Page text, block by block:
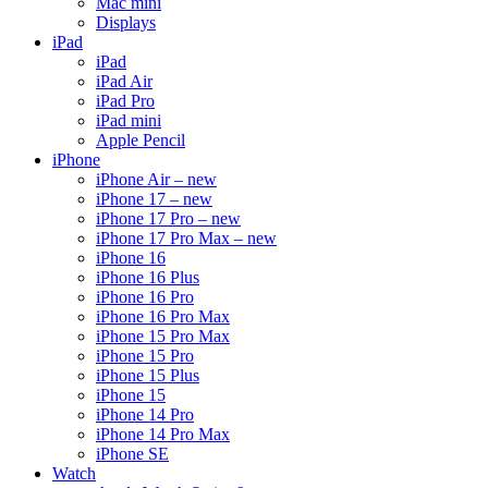
Displays
iPad
iPad
iPad Air
iPad Pro
iPad mini
Apple Pencil
iPhone
iPhone Air – new
iPhone 17 – new
iPhone 17 Pro – new
iPhone 17 Pro Max – new
iPhone 16
iPhone 16 Plus
iPhone 16 Pro
iPhone 16 Pro Max
iPhone 15 Pro Max
iPhone 15 Pro
iPhone 15 Plus
iPhone 15
iPhone 14 Pro
iPhone 14 Pro Max
iPhone SE
Watch